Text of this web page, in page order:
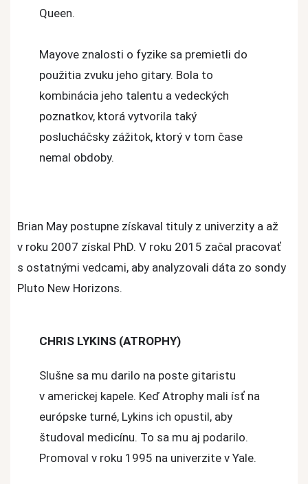
Queen.
Mayove znalosti o fyzike sa premietli do
použitia zvuku jeho gitary. Bola to
kombinácia jeho talentu a vedeckých
poznatkov, ktorá vytvorila taký
poslucháčsky zážitok, ktorý v tom čase
nemal obdoby.
Brian May postupne získaval tituly z univerzity a až
v roku 2007 získal PhD. V roku 2015 začal pracovať
s ostatnými vedcami, aby analyzovali dáta zo sondy
Pluto New Horizons.
CHRIS LYKINS (ATROPHY)
Slušne sa mu darilo na poste gitaristu
v americkej kapele. Keď Atrophy mali ísť na
európske turné, Lykins ich opustil, aby
študoval medicínu. To sa mu aj podarilo.
Promoval v roku 1995 na univerzite v Yale.